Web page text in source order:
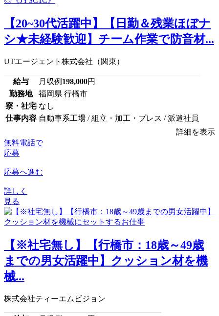
【20~30代活躍中】【日勤＆残業ほぼナ
シ★未経験歓迎】チーム作業で防音材...
UTエージェント株式会社（関東）
給与 月収例 198,000円
勤務地
福岡県 行橋市
寮・社宅 なし
仕事内容 自動車系工場 / 組立・加工・プレス / 派遣社員
詳細を表示
無料電話で
応募
応募へ進む
詳しく
見る
【※社宅無し】【行橋市：18歳～49歳
までの男女活躍中】クッション材を機
械...
株式会社ティーエムビジョン